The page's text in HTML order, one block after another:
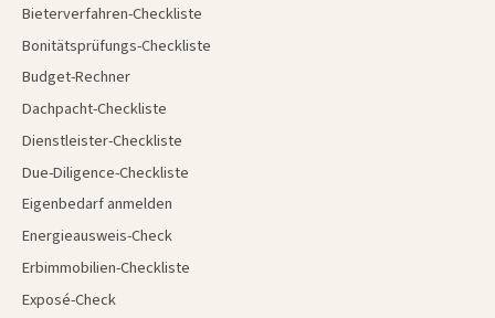
Bieterverfahren-Checkliste
Bonitätsprüfungs-Checkliste
Budget-Rechner
Dachpacht-Checkliste
Dienstleister-Checkliste
Due-Diligence-Checkliste
Eigenbedarf anmelden
Energieausweis-Check
Erbimmobilien-Checkliste
Exposé-Check